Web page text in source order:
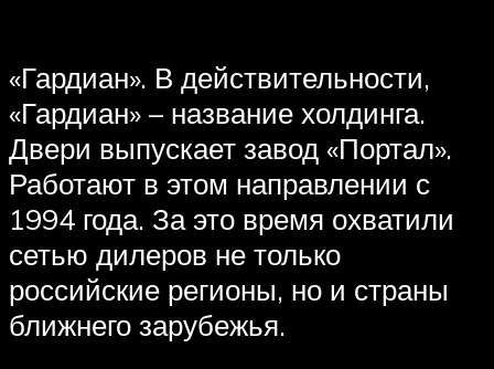
«Гардиан». В действительности,
«Гардиан» – название холдинга.
Двери выпускает завод «Портал».
Работают в этом направлении с
1994 года. За это время охватили
сетью дилеров не только
российские регионы, но и страны
ближнего зарубежья.